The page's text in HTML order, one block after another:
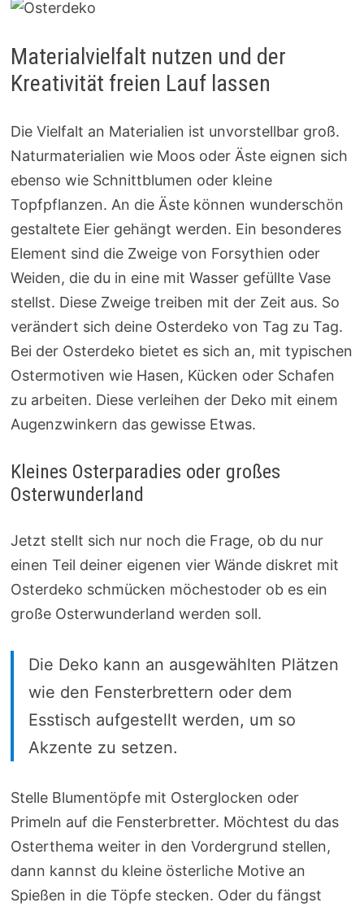
Materialvielfalt nutzen und der
Kreativität freien Lauf lassen
Die Vielfalt an Materialien ist unvorstellbar groß.
Naturmaterialien wie Moos oder Äste eignen sich
ebenso wie Schnittblumen oder kleine
Topfpflanzen. An die Äste können wunderschön
gestaltete Eier gehängt werden. Ein besonderes
Element sind die Zweige von Forsythien oder
Weiden, die du in eine mit Wasser gefüllte Vase
stellst. Diese Zweige treiben mit der Zeit aus. So
verändert sich deine Osterdeko von Tag zu Tag.
Bei der Osterdeko bietet es sich an, mit typischen
Ostermotiven wie Hasen, Kücken oder Schafen
zu arbeiten. Diese verleihen der Deko mit einem
Augenzwinkern das gewisse Etwas.
Kleines Osterparadies oder großes
Osterwunderland
Jetzt stellt sich nur noch die Frage, ob du nur
einen Teil deiner eigenen vier Wände diskret mit
Osterdeko schmücken möchestoder ob es ein
große Osterwunderland werden soll.
Die Deko kann an ausgewählten Plätzen
wie den Fensterbrettern oder dem
Esstisch aufgestellt werden, um so
Akzente zu setzen.
Stelle Blumentöpfe mit Osterglocken oder
Primeln auf die Fensterbretter. Möchtest du das
Osterthema weiter in den Vordergrund stellen,
dann kannst du kleine österliche Motive an
Spießen in die Töpfe stecken. Oder du fängst